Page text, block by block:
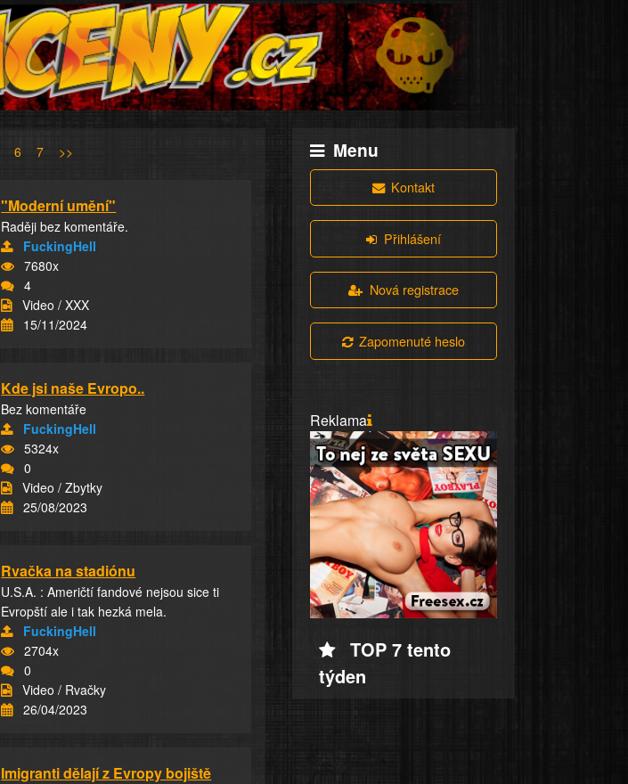
6 7 >>
"Moderní umění"
Raději bez komentáře.
FuckingHell
7680x
4
Video / XXX
15/11/2024
Kde jsi naše Evropo..
Bez komentáře
FuckingHell
5324x
0
Video / Zbytky
25/08/2023
Rvačka na stadiónu
U.S.A. : Američtí fandové nejsou sice ti
Evropští ale i tak hezká mela.
FuckingHell
2704x
0
Video / Rvačky
26/04/2023
Imigranti dělají z Evropy bojiště
Menu
Kontakt
Přihlášení
Nová registrace
Zapomenuté heslo
Reklama
TOP 7 tento
týden